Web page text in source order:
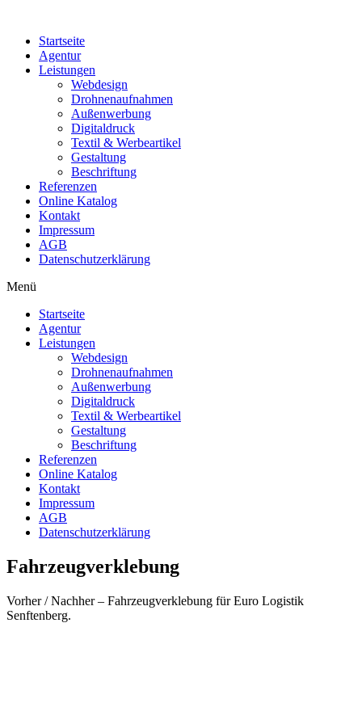
Startseite
Agentur
Leistungen
Webdesign
Drohnenaufnahmen
Außenwerbung
Digitaldruck
Textil & Werbeartikel
Gestaltung
Beschriftung
Referenzen
Online Katalog
Kontakt
Impressum
AGB
Datenschutzerklärung
Menü
Startseite
Agentur
Leistungen
Webdesign
Drohnenaufnahmen
Außenwerbung
Digitaldruck
Textil & Werbeartikel
Gestaltung
Beschriftung
Referenzen
Online Katalog
Kontakt
Impressum
AGB
Datenschutzerklärung
Fahrzeugverklebung
Vorher / Nachher – Fahrzeugverklebung für Euro Logistik
Senftenberg.